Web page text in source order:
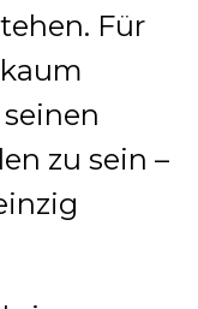
Für
zu sein –